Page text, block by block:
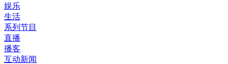
娱乐
生活
系列节目
直播
播客
互动新闻